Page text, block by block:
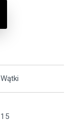
Wątki
15